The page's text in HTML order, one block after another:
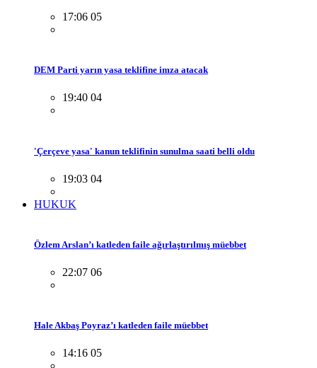
17:06 05
DEM Parti yarın yasa teklifine imza atacak
19:40 04
'Çerçeve yasa' kanun teklifinin sunulma saati belli oldu
19:03 04
HUKUK
Özlem Arslan’ı katleden faile ağırlaştırılmış müebbet
22:07 06
Hale Akbaş Poyraz’ı katleden faile müebbet
14:16 05